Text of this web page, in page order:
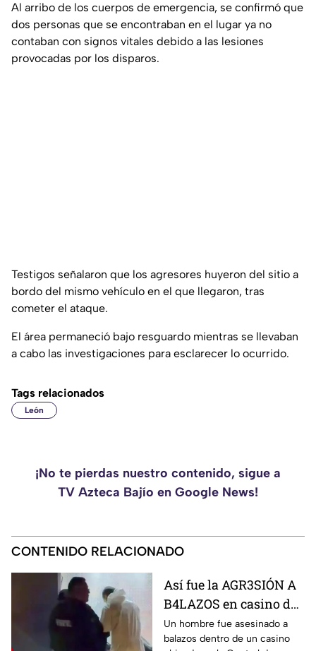
Al arribo de los cuerpos de emergencia, se confirmó que
dos personas que se encontraban en el lugar ya no
contaban con signos vitales debido a las lesiones
provocadas por los disparos.
Testigos señalaron que los agresores huyeron del sitio a
bordo del mismo vehículo en el que llegaron, tras
cometer el ataque.
El área permaneció bajo resguardo mientras se llevaban
a cabo las investigaciones para esclarecer lo ocurrido.
Tags relacionados
León
¡No te pierdas nuestro contenido, sigue a
TV Azteca Bajío en Google News!
CONTENIDO RELACIONADO
Así fue la AGR3SIÓN A
B4LAZOS en casino de
la Central de Abastos
que cobró la v1da de un
Un hombre fue asesinado a
balazos dentro de un casino